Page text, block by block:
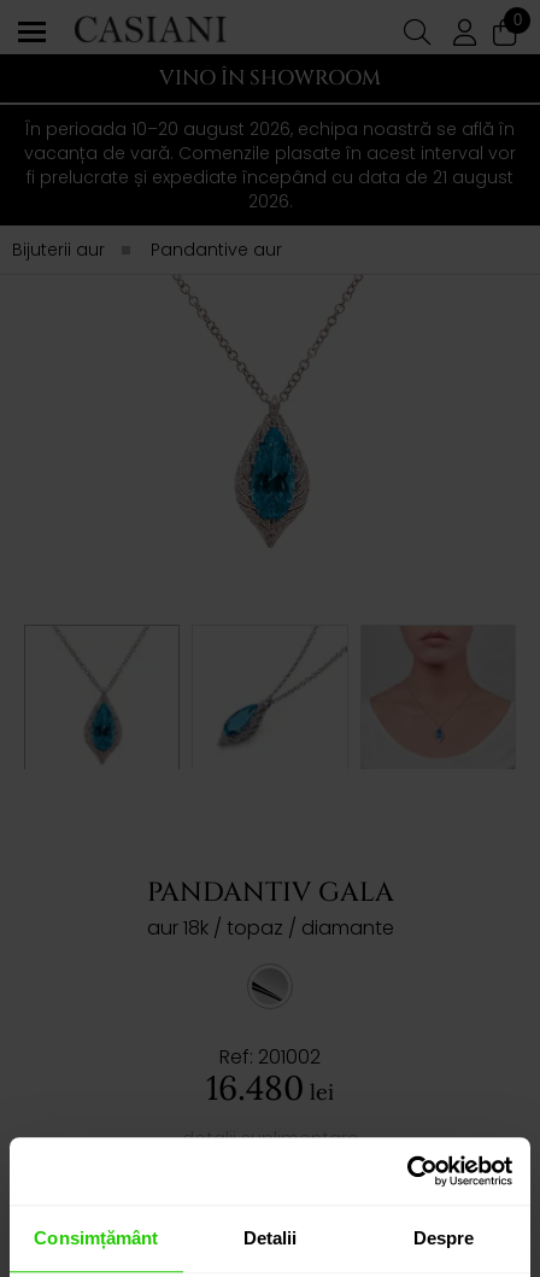
Consimțământ Detalii Despre
0
VINO ÎN SHOWROOM
În perioada 10–20 august 2026, echipa noastră se află în
vacanța de vară. Comenzile plasate în acest interval vor
fi prelucrate și expediate începând cu data de 21 august
2026.
Bijuterii aur
Pandantive aur
PANDANTIV GALA
aur 18k / topaz / diamante
Ref: 201002
16.480 lei
detalii suplimentare
ADAUGĂ ÎN COȘ